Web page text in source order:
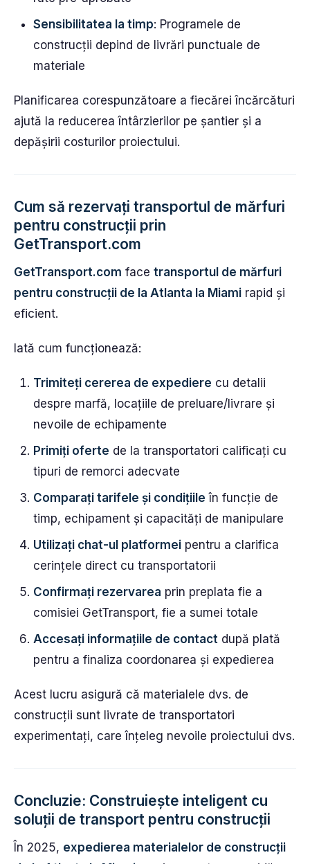
Sensibilitatea la timp: Programele de
construcții depind de livrări punctuale de
materiale
Planificarea corespunzătoare a fiecărei încărcături
ajută la reducerea întârzierilor pe șantier și a
depășirii costurilor proiectului.
Cum să rezervați transportul de mărfuri
pentru construcții prin
GetTransport.com
GetTransport.com face transportul de mărfuri
pentru construcții de la Atlanta la Miami rapid și
eficient.
Iată cum funcționează:
Trimiteți cererea de expediere cu detalii
despre marfă, locațiile de preluare/livrare și
nevoile de echipamente
Primiți oferte de la transportatori calificați cu
tipuri de remorci adecvate
Comparați tarifele și condițiile în funcție de
timp, echipament și capacități de manipulare
Utilizați chat-ul platformei pentru a clarifica
cerințele direct cu transportatorii
Confirmați rezervarea prin preplata fie a
comisiei GetTransport, fie a sumei totale
Accesați informațiile de contact după plată
pentru a finaliza coordonarea și expedierea
Acest lucru asigură că materialele dvs. de
construcții sunt livrate de transportatori
experimentați, care înțeleg nevoile proiectului dvs.
Concluzie: Construiește inteligent cu
soluții de transport pentru construcții
În 2025, expedierea materialelor de construcții